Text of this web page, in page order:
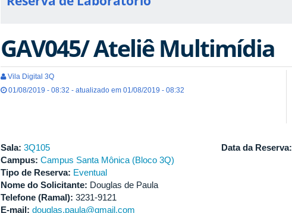
GAV045/ Ateliê Multimídia
Vila Digital 3Q
01/08/2019 - 08:32 - atualizado em 01/08/2019 - 08:32
Sala: 3Q105
Campus: Campus Santa Mônica (Bloco 3Q)
Tipo de Reserva: Eventual
Nome do Solicitante: Douglas de Paula
Telefone (Ramal): 3231-9121
E-mail: douglas.paula@gmail.com
Data da Reserva: